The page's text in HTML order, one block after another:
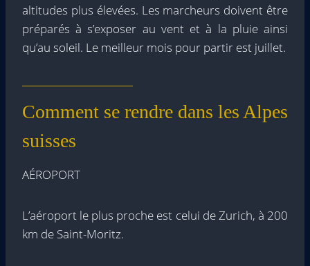
altitudes plus élevées. Les marcheurs doivent être
préparés à s’exposer au vent et à la pluie ainsi
qu’au soleil. Le meilleur mois pour partir est juillet.
Comment se rendre dans les Alpes
suisses
AÉROPORT
L’aéroport le plus proche est celui de Zurich, à 200
km de Saint-Moritz.